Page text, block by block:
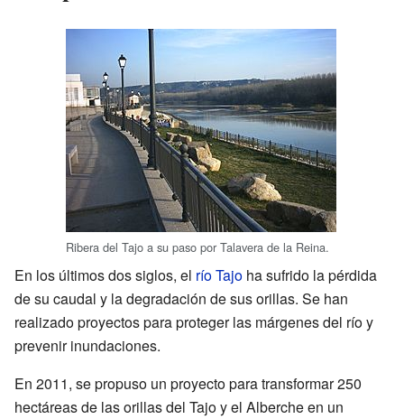
Ribera del Tajo a su paso por Talavera de la Reina.
En los últimos dos siglos, el río Tajo ha sufrido la pérdida
de su caudal y la degradación de sus orillas. Se han
realizado proyectos para proteger las márgenes del río y
prevenir inundaciones.
En 2011, se propuso un proyecto para transformar 250
hectáreas de las orillas del Tajo y el Alberche en un